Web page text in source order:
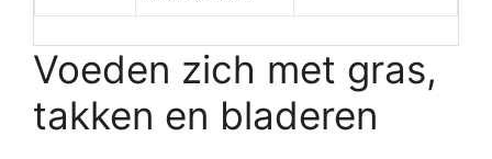
Voeden zich met gras,
takken en bladeren